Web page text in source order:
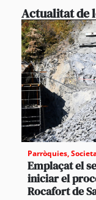
Actualitat de
Parròquies,
Emplaçat el
iniciar el
Rocafort de